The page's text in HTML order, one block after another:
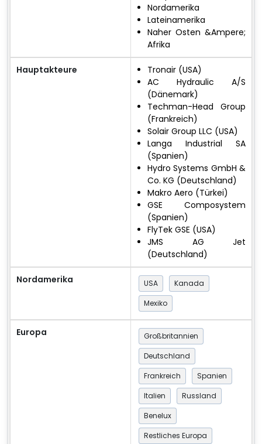
Nordamerika
Lateinamerika
Naher Osten &Ampere;
Afrika
Hauptakteure
Tronair (USA)
AC Hydraulic A/S
(Dänemark)
Techman-Head Group
(Frankreich)
Solair Group LLC (USA)
Langa Industrial SA
(Spanien)
Hydro Systems GmbH &
Co. KG (Deutschland)
Makro Aero (Türkei)
GSE Composystem
(Spanien)
FlyTek GSE (USA)
JMS AG Jet
(Deutschland)
Nordamerika USA
Kanada
Mexiko
Europa
Großbritannien
Deutschland
Frankreich
Spanien
Italien
Russland
Benelux
Restliches Europa